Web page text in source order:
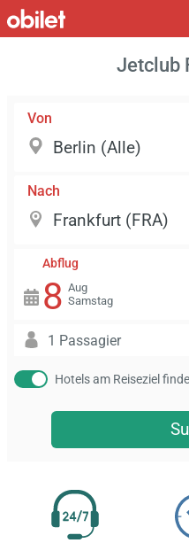
Jetclub
Von
Nach
Abflug
8 Aug
Samstag
1 Passagier
Hotels am Reiseziel